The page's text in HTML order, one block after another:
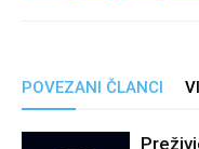
POVEZANI ČLANCI